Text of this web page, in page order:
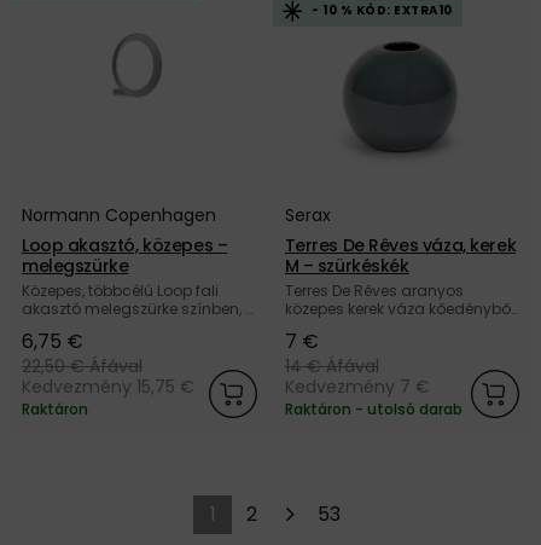
Normann Copenhagen
Loop akasztó, közepes –
melegszürke
Közepes, többcélú Loop fali
akasztó melegszürke színben, a
márkától.
6,75 €
22,50 €Áfával
Kedvezmény 15,75 €
Raktáron
- 10 % KÓD: EXTRA10
Serax
Terres De Rêves váza, kerek
M – szürkéskék
Terres De Rêves aranyos
közepes kerek váza kőedényből,
Serax márkától.
7 €
14 €Áfával
Kedvezmény 7 €
Raktáron - utolsó darab
1 2 53